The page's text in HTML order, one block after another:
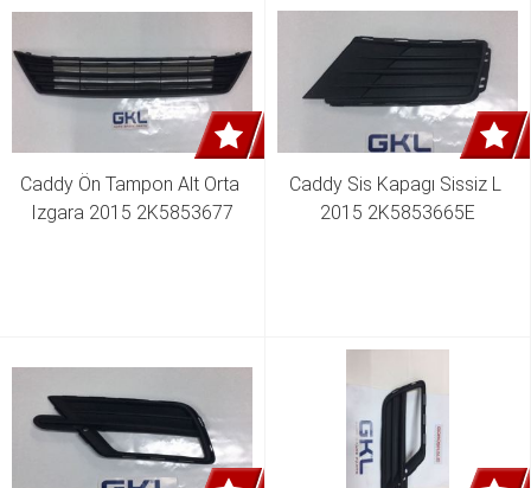
Caddy Ön Tampon Alt Orta
Izgara 2015 2K5853677
Caddy Sis Kapagı Sissiz L
2015 2K5853665E